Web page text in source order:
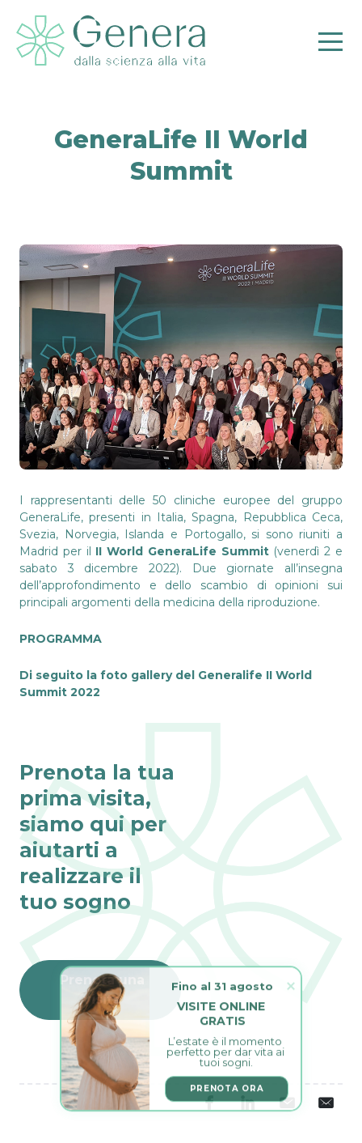
GeneraLife II World
Summit
I rappresentanti delle 50 cliniche europee del gruppo
GeneraLife, presenti in Italia, Spagna, Repubblica Ceca,
Svezia, Norvegia, Islanda e Portogallo, si sono riuniti a
Madrid per il II World GeneraLife Summit(venerdì 2 e
sabato 3 dicembre 2022). Due giornate all’insegna
dell’approfondimento e dello scambio di opinioni sui
principali argomenti della medicina della riproduzione.
PROGRAMMA
Di seguito la foto gallery del Generalife II World
Summit 2022
Prenota la tua
prima visita,
siamo qui per
aiutarti a
realizzare il
tuo sogno
Prenota una
visita
VISITE ONLINE
GRATIS
L’estate è il momento
perfetto per dar vita ai
tuoi sogni.
PRENOTA ORA
Fino al 31 agosto